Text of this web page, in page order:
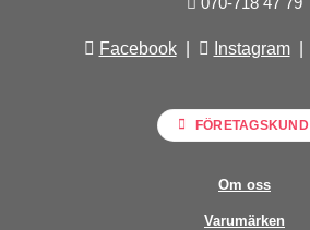
Facebook| Instagram|
FÖRETAGSKUND
Om oss
Varumärken